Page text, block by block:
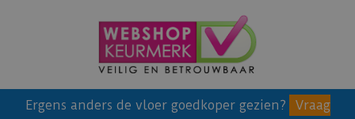
Ergens anders de vloer goedkoper gezien? Vraag